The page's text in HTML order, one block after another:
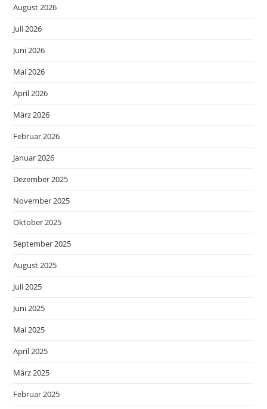
August 2026
Juli 2026
Juni 2026
Mai 2026
April 2026
März 2026
Februar 2026
Januar 2026
Dezember 2025
November 2025
Oktober 2025
September 2025
August 2025
Juli 2025
Juni 2025
Mai 2025
April 2025
März 2025
Februar 2025